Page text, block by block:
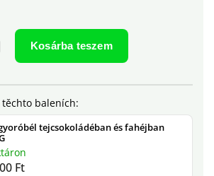
Kosárba teszem
tejcsokoládéban és fahéjban
Ft